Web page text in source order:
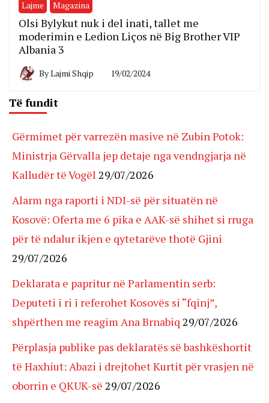
Lajme Magazina
Olsi Bylykut nuk i del inati, tallet me
moderimin e Ledion Liços në Big Brother VIP
Albania 3
ByLajmi Shqip 19/02/2024
Të fundit
Gërmimet për varrezën masive në Zubin Potok:
Ministrja Gërvalla jep detaje nga vendngjarja në
Kalludër të Vogël 29/07/2026
Alarm nga raporti i NDI-së për situatën në
Kosovë: Oferta me 6 pika e AAK-së shihet si rruga
për të ndalur ikjen e qytetarëve thotë Gjini
29/07/2026
Deklarata e papritur në Parlamentin serb:
Deputeti i ri i referohet Kosovës si “fqinj”,
shpërthen me reagim Ana Brnabiq 29/07/2026
Përplasja publike pas deklaratës së bashkëshortit
të Haxhiut: Abazi i drejtohet Kurtit për vrasjen në
oborrin e QKUK-së 29/07/2026